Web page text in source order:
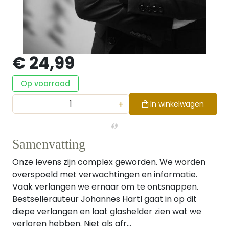
€ 24,99
Op voorraad
+ In winkelwagen
Samenvatting
Onze levens zijn complex geworden. We worden
overspoeld met verwachtingen en informatie.
Vaak verlangen we ernaar om te ontsnappen.
Bestsellerauteur Johannes Hartl gaat in op dit
diepe verlangen en laat glashelder zien wat we
verloren hebben. Niet als afr...